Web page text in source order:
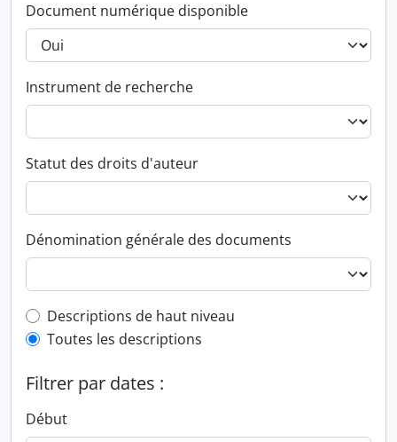
Document numérique disponible
Instrument de recherche
Statut des droits d'auteur
Dénomination générale des documents
Top-level description filter
Descriptions de haut niveau
Toutes les descriptions
Filtrer par dates :
Début